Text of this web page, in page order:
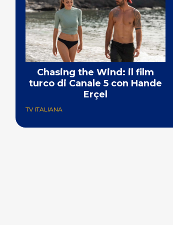
Chasing the Wind: il film
turco di Canale 5 con Hande
Erçel
TV ITALIANA